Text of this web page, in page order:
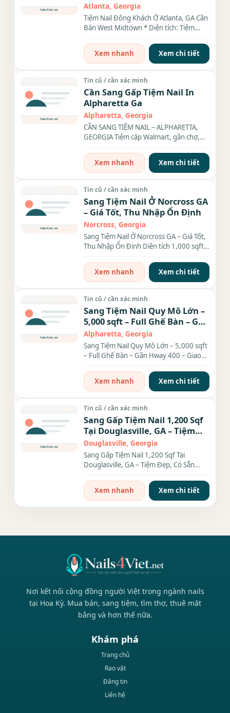
Atlanta, Georgia
Tiệm Nail Đông Khách Ở Atlanta, GA Cần
Bán West Midtown * Diện tích: Tiệm
Xem nhanh
Xem chi tiết
Tin cũ / cần xác minh
Cần Sang Gấp Tiệm Nail In
Alpharetta Ga
Alpharetta, Georgia
CẦN SANG TIỆM NAIL – ALPHARETTA,
GEORGIA Tiệm cặp Walmart, gần chợ,
Xem nhanh
Xem chi tiết
Tin cũ / cần xác minh
Sang Tiệm Nail Ở Norcross GA
– Giá Tốt, Thu Nhập Ổn Định
Norcross, Georgia
Sang Tiệm Nail Ở Norcross GA – Giá Tốt,
Thu Nhập Ổn Định Diện tích 1,000 sqft,
Xem nhanh
Xem chi tiết
Tin cũ / cần xác minh
Sang Tiệm Nail Quy Mô Lớn –
5,000 sqft – Full Ghế Bàn – Gần
Hway 400 – Giao Thông Siêu
Tiện
Alpharetta, Georgia
Sang Tiệm Nail Quy Mô Lớn – 5,000 sqft
– Full Ghế Bàn – Gần Hway 400 – Giao
Xem nhanh
Xem chi tiết
Tin cũ / cần xác minh
Sang Gấp Tiệm Nail 1,200 Sqf
Tại Douglasville, GA – Tiệm
Đẹp, Có Sẵn Thợ, Khách Đông
Douglasville, Georgia
Sang Gấp Tiệm Nail 1,200 Sqf Tại
Douglasville, GA – Tiệm Đẹp, Có Sẵn
Xem nhanh
Xem chi tiết
Nơi kết nối cộng đồng người Việt trong ngành nails
tại Hoa Kỳ. Mua bán, sang tiệm, tìm thợ, thuê mặt
bằng và hơn thế nữa.
Khám phá
Trang chủ
Rao vặt
Đăng tin
Liên hệ